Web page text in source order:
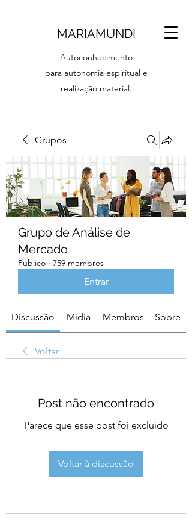
MARIAMUNDI
Autoconhecimento
para autonomia espiritual e
realização material.
Grupos
Grupo de Análise de
Mercado
Público · 759 membros
Entrar
Discussão Mídia Membros Sobre
Voltar
Post não encontrado
Parece que esse post foi excluído
Voltar à discussão